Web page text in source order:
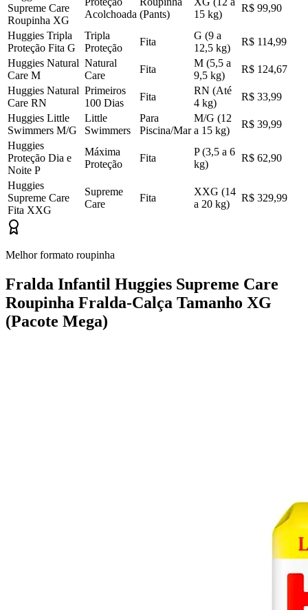
Supreme Care
Roupinha XG
Acolchoada (Pants)
15 kg)
R$ 99,90
Huggies Tripla
Proteção Fita G
Tripla
Proteção
Fita
G (9 a
12,5 kg)
R$ 114,99
Huggies Natural
Care M
Natural
Care
Fita
M (5,5 a
9,5 kg)
R$ 124,67
Huggies Natural
Care RN
Primeiros
100 Dias
Fita
RN (Até
4 kg)
R$ 33,99
Huggies Little
Swimmers M/G
Little
Swimmers
Para
Piscina/Mar
M/G (12
a 15 kg)
R$ 39,99
Huggies
Proteção Dia e
Noite P
Máxima
Proteção
Fita
P (3,5 a 6
kg)
R$ 62,90
Huggies
Supreme Care
Fita XXG
Supreme
Care
Fita
XXG (14
a 20 kg)
R$ 329,99
Melhor formato roupinha
Fralda Infantil Huggies Supreme Care
Roupinha Fralda-Calça Tamanho XG
(Pacote Mega)